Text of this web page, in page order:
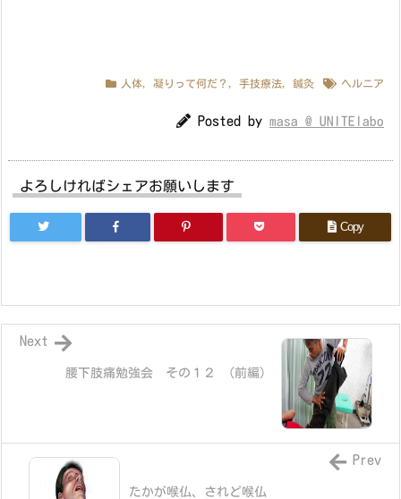
人体 凝りって何だ？ 手技療法 鍼灸 ヘルニア
Posted by masa @ UNITElabo
よろしければシェアお願いします
Copy
腰下肢痛勉強会 その１２ （前編）
Next
たかが喉仏、されど喉仏
Prev